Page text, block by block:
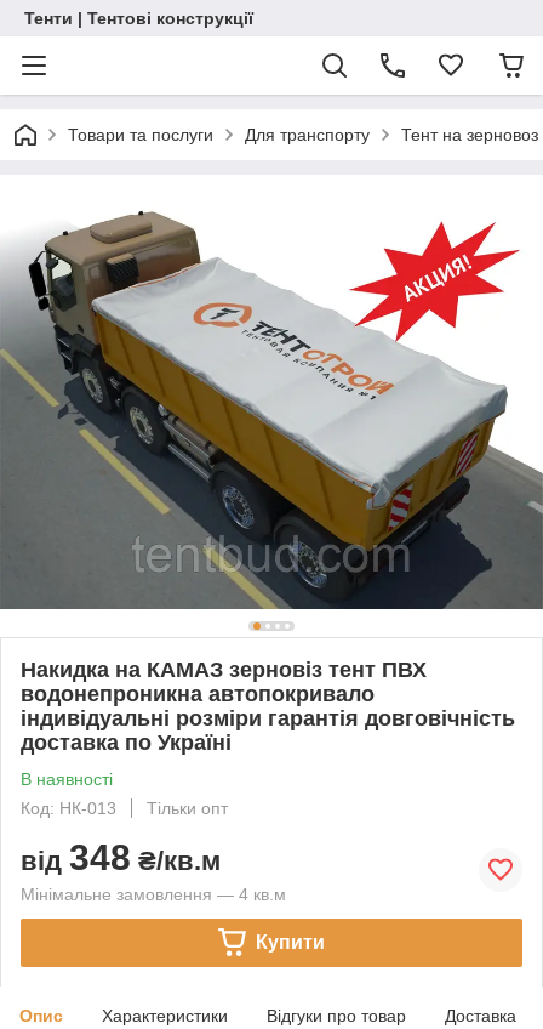
Тенти | Тентові конструкції
Товари та послуги Для транспорту Тент на зерновоз
Накидка на КАМАЗ зерновіз тент ПВХ
водонепроникна автопокривало
індивідуальні розміри гарантія довговічність
доставка по Україні
В наявності
Код: НК-013
Тільки опт
від 348 ₴/кв.м
Мінімальне замовлення — 4 кв.м
Купити
Опис Характеристики Відгуки про товар Доставка